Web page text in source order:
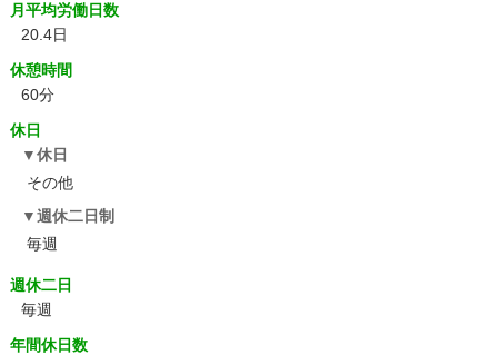
月平均労働日数
20.4日
休憩時間
60分
休日
休日
その他
週休二日制
毎週
週休二日
毎週
年間休日数